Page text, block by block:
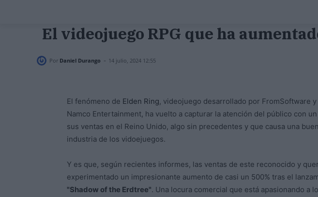
El videojuego RPG que ha
Por Daniel Durango - 14 julio, 2024 12:55
El fenómeno de Elden Ring, videojuego desarrollado por FromSoftware
Namco Entertainment, ha vuelto a capturar la atención del público con
sus ventas en el Reino Unido, algo sin precedentes y que causa una
industria de los vidoejuegos.
Y es que, según recientes informes, las ventas de este reconocido y
experimentado un impresionante aumento de casi un 500% tras el
"Shadow of the Erdtree". Una locura comercial que está apasionando a